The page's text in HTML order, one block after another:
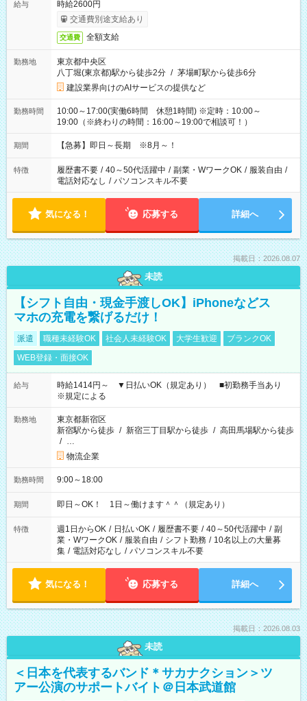
給与
時給2600円
交通費別途支給あり
交通費 全額支給
勤務地
東京都中央区
八丁堀(東京都)駅から徒歩2分 / 茅場町駅から徒歩6分
建設業界向けのAIサービスの提供など
勤務時間
10:00～17:00(実働6時間 休憩1時間) ※定時：10:00～
19:00（※終わりの時間：16:00～19:00で相談可！）
期間 【急募】即日～長期 ※8月～！
特徴 履歴書不要 / 40～50代活躍中 / 副業・WワークOK / 服装自由 /
電話対応なし / パソコンスキル不要
気になる！ 応募する 詳細へ
掲載日：2026.08.07
未読
【シフト自由・現金手渡しOK】iPhoneなどス
マホの充電を繋げるだけ！
派遣 職種未経験OK 社会人未経験OK 大学生歓迎
ブランクOK
WEB登録・面接OK
給与
時給1414円～ ▼日払いOK（規定あり） ■初勤務手当あり
※規定による
勤務地
東京都新宿区
新宿駅から徒歩 / 新宿三丁目駅から徒歩 / 高田馬場駅から徒歩
/ …
物流企業
勤務時間 9:00～18:00
期間 即日～OK！ 1日～働けます＾＾（規定あり）
特徴 週1日からOK / 日払いOK / 履歴書不要 / 40～50代活躍中 / 副
業・WワークOK / 服装自由 / シフト勤務 / 10名以上の大量募
集 / 電話対応なし / パソコンスキル不要
気になる！ 応募する 詳細へ
掲載日：2026.08.03
未読
＜日本を代表するバンド＊サカナクション＞ツ
アー公演のサポートバイト＠日本武道館